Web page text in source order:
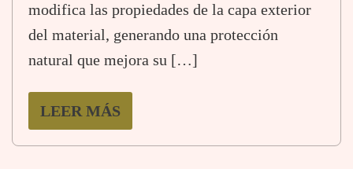
modifica las propiedades de la capa exterior
del material, generando una protección
natural que mejora su […]
LEER MÁS